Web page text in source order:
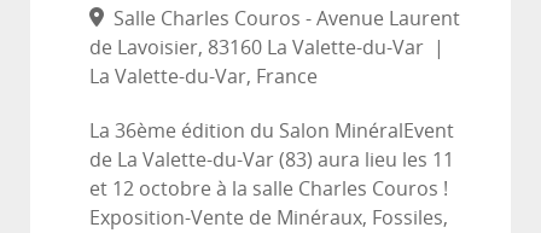
Salle Charles Couros - Avenue Laurent
de Lavoisier, 83160 La Valette-du-Var
|
La Valette-du-Var, France
La 36ème édition du Salon MinéralEvent
de La Valette-du-Var (83) aura lieu les 11
et 12 octobre à la salle Charles Couros !
Exposition-Vente de Minéraux, Fossiles,